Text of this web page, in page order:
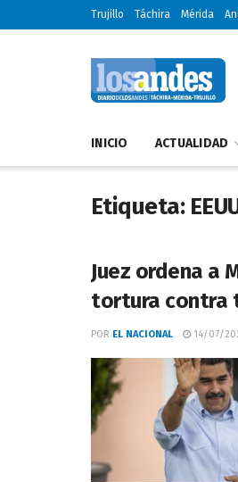
Trujillo Táchira Mérida
INICIO ACTUALIDAD
Etiqueta:
Juez ordena a
tortura contra
POR EL NACIONAL 14/07/